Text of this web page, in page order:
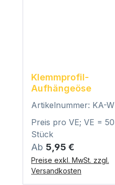
Klemmprofil-
Aufhängeöse
Artikelnummer: KA-W
Preis pro VE; VE = 50
Stück
Regulärer Preis:
Ab 5,95 €
Preise exkl. MwSt. zzgl.
Versandkosten